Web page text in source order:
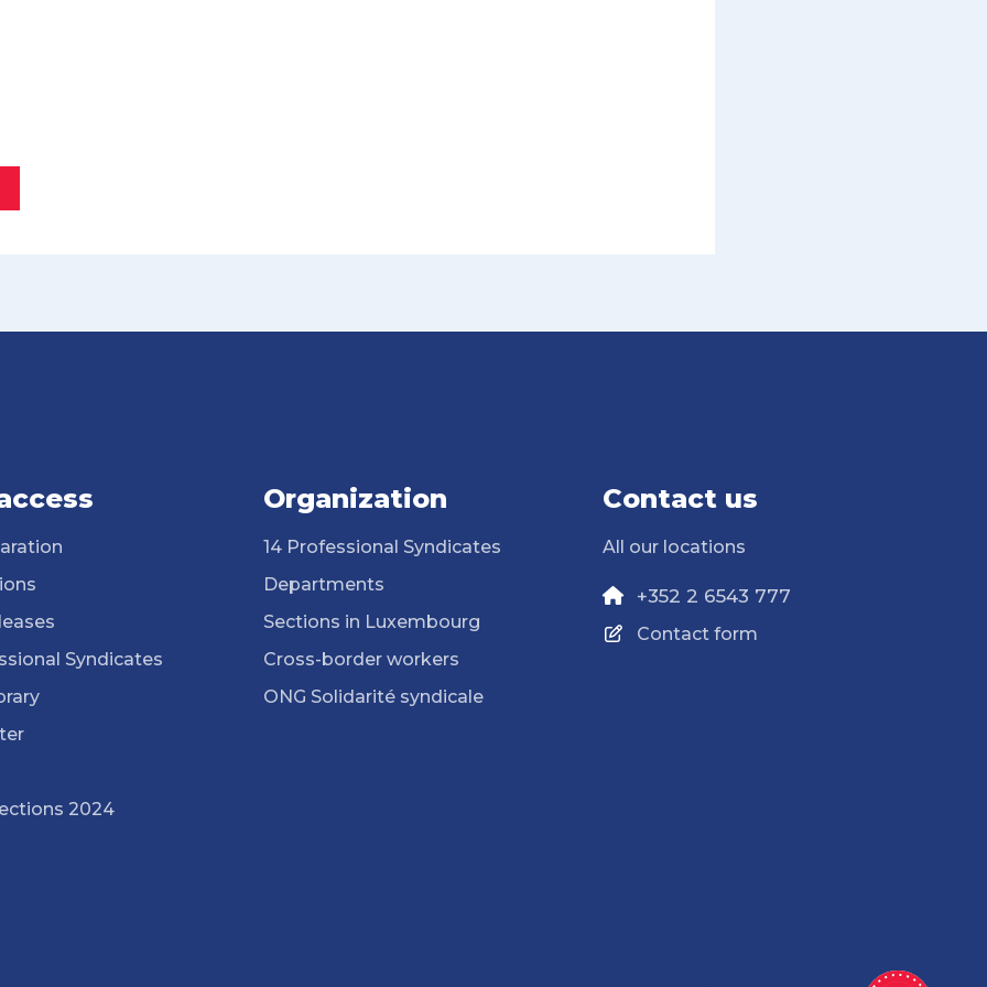
Syndicates
2024
Organization
14 Professional Syndicates
Departments
Sections in Luxembourg
Cross-border workers
ONG Solidarité syndicale
Contact us
All our locations
+352 2 6543 777
Contact form